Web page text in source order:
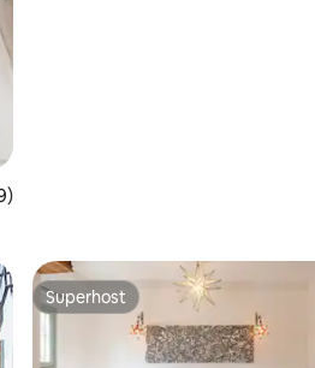
avaliação média de 5, 259 avaliações
Superhost
Superhost